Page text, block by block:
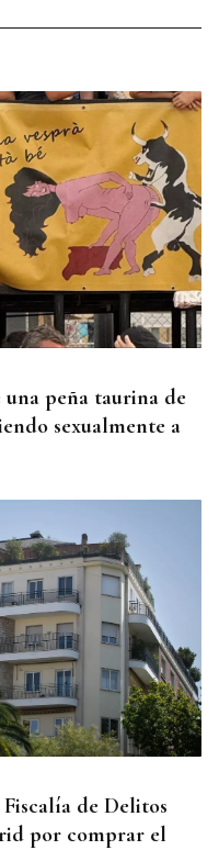
visita Ourense
peña taurina de
sexualmente a
de Delitos
por comprar el